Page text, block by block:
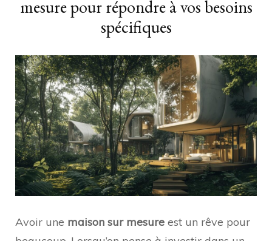
mesure pour répondre à vos besoins
spécifiques
Avoir une maison sur mesure est un rêve pour